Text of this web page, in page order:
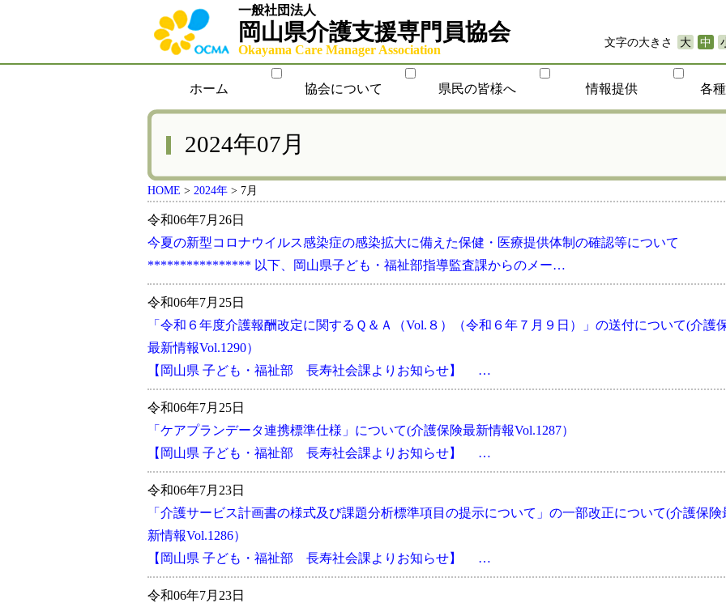
一般社団法人
岡山県介護支援専門員協会
Okayama Care Manager Association
文字の大きさ 大 中
ホーム 協会について 県民の皆様へ 情報提供 各
2024年07月
HOME > 2024年 > 7月
令和06年7月26日
今夏の新型コロナウイルス感染症の感染拡大に備えた保健・医療提供体制の確認等について
**************** 以下、岡山県子ども・福祉部指導監査課からのメー…
令和06年7月25日
「令和６年度介護報酬改定に関するＱ＆Ａ（Vol.８）（令和６年７月９日）」の送付について(介護
最新情報Vol.1290）
【岡山県 子ども・福祉部 長寿社会課よりお知らせ】 …
令和06年7月25日
「ケアプランデータ連携標準仕様」について(介護保険最新情報Vol.1287）
【岡山県 子ども・福祉部 長寿社会課よりお知らせ】 …
令和06年7月23日
「介護サービス計画書の様式及び課題分析標準項目の提示について」の一部改正について(介護保険
新情報Vol.1286）
【岡山県 子ども・福祉部 長寿社会課よりお知らせ】 …
令和06年7月23日